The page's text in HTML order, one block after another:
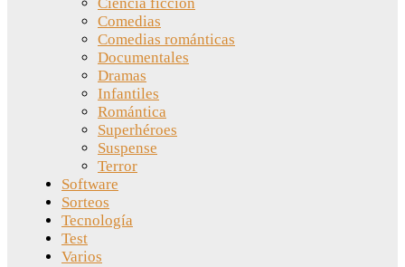
Comedias
Comedias románticas
Documentales
Dramas
Infantiles
Romántica
Superhéroes
Suspense
Terror
Software
Sorteos
Tecnología
Test
Varios